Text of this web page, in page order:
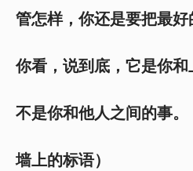
管怎样，你还是要把最好
你看，说到底，它是你
不是你和他人之间的事
墙上的标语）